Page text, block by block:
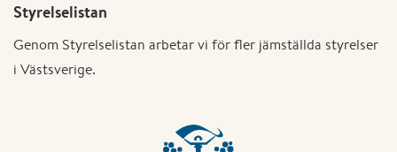
Styrelselistan
Genom Styrelselistan arbetar vi för fler jämställda styrelser
i Västsverige.